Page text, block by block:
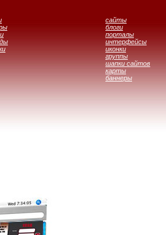
сайты
блоги
порталы
интерфейсы
иконки
группы
шапки сайтов
карты
баннеры